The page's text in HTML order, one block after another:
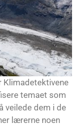
Klimadetektivene
temaet som
veilede dem i de
lærerne noen